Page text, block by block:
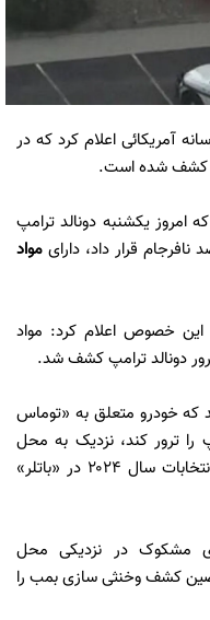
آمریکائی اعلام کرد که در
کشف شده است.
که امروز یکشنبه دونالد ترامپ
قرار داد، دارای مواد
این خصوص اعلام کرد: مواد
دونالد ترامپ کشف شد.
که خودرو متعلق به «توماس
ترور کند، نزدیک به محل
تجمع انتخاباتی نامزد جمهوریخواهان در انتخابات سال ۲۰۲۴ در «باتلر»
مشکوک در نزدیکی محل
کشف وخنثی سازی بمب را